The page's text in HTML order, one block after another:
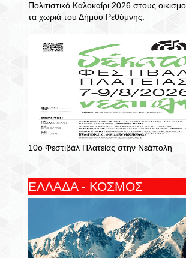
Πολιτιστικό Καλοκαίρι 2026 στους
τα χωριά του Δήμου Ρεθύμνης.
10ο Φεστιβάλ Πλατείας στην Νεάπολη
ΕΛΛΑΔΑ - ΚΟΣΜΟΣ